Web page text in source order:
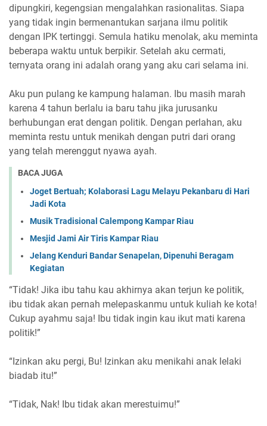
dipungkiri, kegengsian mengalahkan rasionalitas. Siapa
yang tidak ingin bermenantukan sarjana ilmu politik
dengan IPK tertinggi. Semula hatiku menolak, aku meminta
beberapa waktu untuk berpikir. Setelah aku cermati,
ternyata orang ini adalah orang yang aku cari selama ini.
Aku pun pulang ke kampung halaman. Ibu masih marah
karena 4 tahun berlalu ia baru tahu jika jurusanku
berhubungan erat dengan politik. Dengan perlahan, aku
meminta restu untuk menikah dengan putri dari orang
yang telah merenggut nyawa ayah.
BACA JUGA
Joget Bertuah; Kolaborasi Lagu Melayu Pekanbaru di Hari
Jadi Kota
Musik Tradisional Calempong Kampar Riau
Mesjid Jami Air Tiris Kampar Riau
Jelang Kenduri Bandar Senapelan, Dipenuhi Beragam
Kegiatan
“Tidak! Jika ibu tahu kau akhirnya akan terjun ke politik,
ibu tidak akan pernah melepaskanmu untuk kuliah ke kota!
Cukup ayahmu saja! Ibu tidak ingin kau ikut mati karena
politik!”
“Izinkan aku pergi, Bu! Izinkan aku menikahi anak lelaki
biadab itu!”
“Tidak, Nak! Ibu tidak akan merestuimu!”